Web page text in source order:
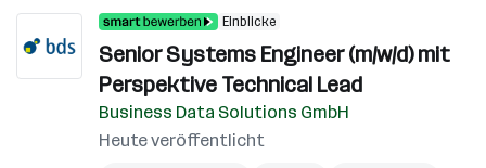
Einblicke
Senior Systems Engineer (m/w/d) mit
Perspektive Technical Lead
Business Data Solutions GmbH
Heute veröffentlicht